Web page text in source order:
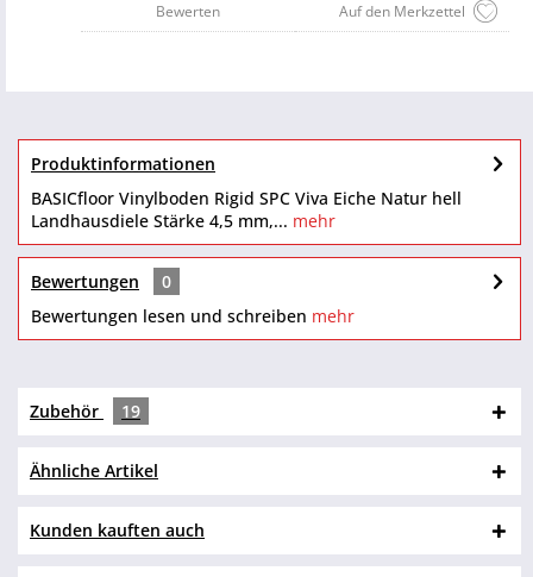
Auf den Merkzettel
Bewerten
Produktinformationen
BASICfloor Vinylboden Rigid SPC Viva Eiche Natur hell
Landhausdiele Stärke 4,5 mm,... mehr
Bewertungen
0
Bewertungen lesen und schreiben mehr
Zubehör 19
Ähnliche Artikel
Kunden kauften auch